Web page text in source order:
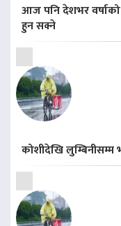
आज पनि देशभर वर्षाको
हुन सक्ने
कोशीदेखि लुम्बिनीसम्म